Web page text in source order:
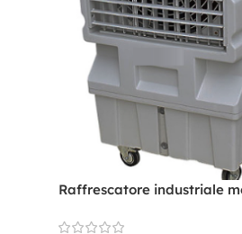
Raffrescatore industriale